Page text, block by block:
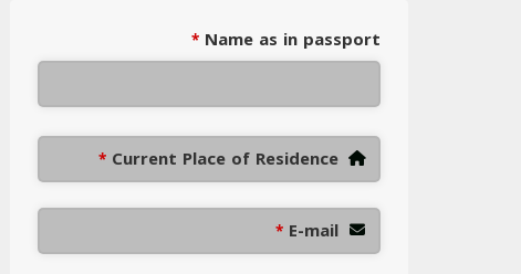
Name as in passport
*
Current Place of Residence
*
E-mail
*